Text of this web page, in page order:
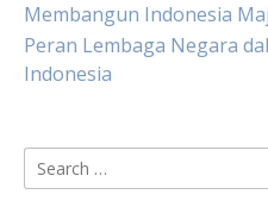
Membangun Indonesia
Peran Lembaga Negara
Indonesia
Search
for: